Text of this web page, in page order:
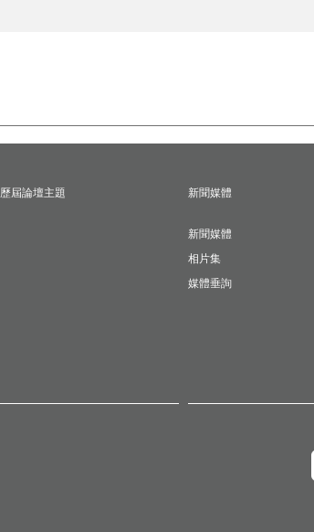
歷屆論壇主題 新聞媒體
新聞媒體
相片集
媒體垂詢